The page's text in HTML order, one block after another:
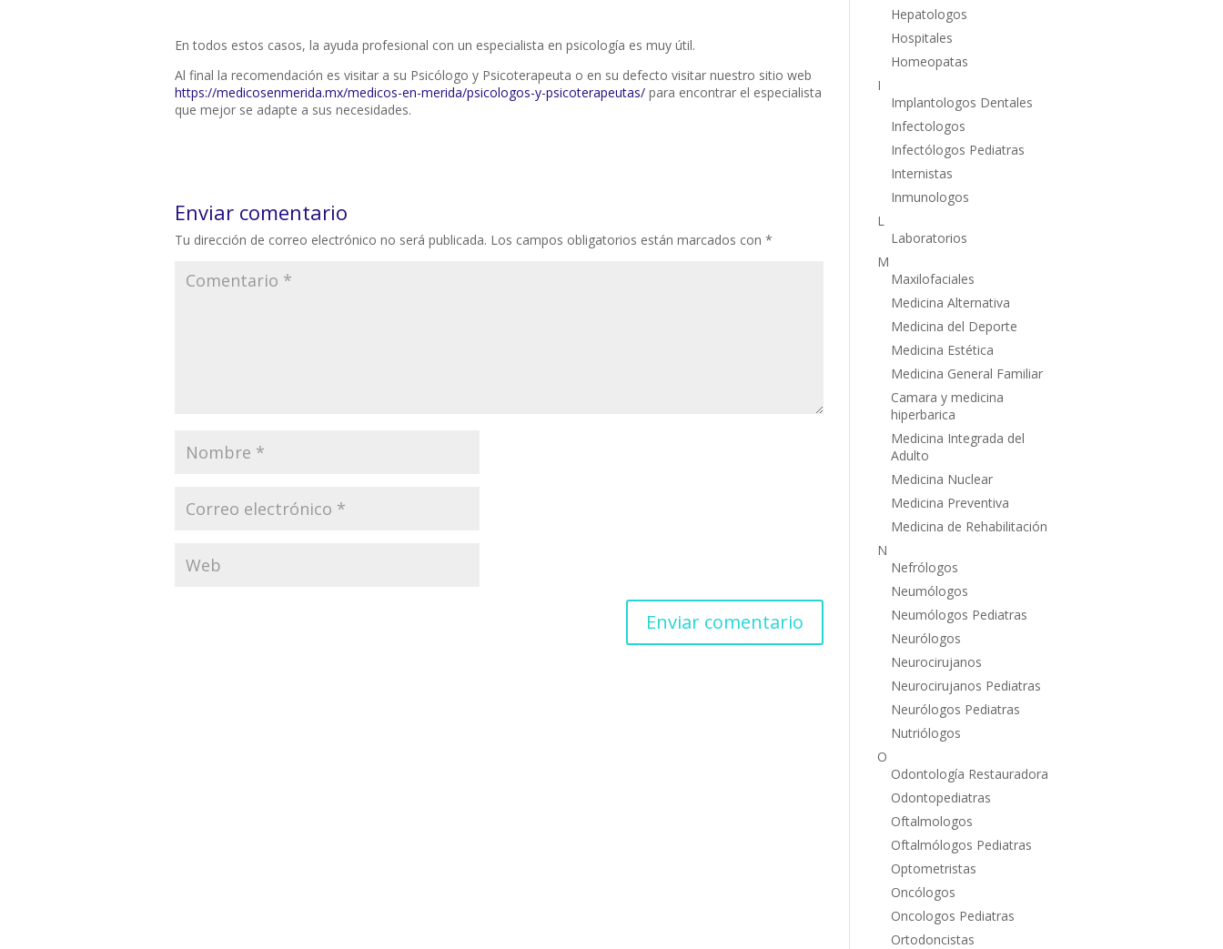
En todos estos casos, la ayuda profesional con un especialista en psicología es muy útil.
Al final la recomendación es visitar a su Psicólogo y Psicoterapeuta o en su defecto visitar nuestro sitio web
https://medicosenmerida.mx/medicos-en-merida/psicologos-y-psicoterapeutas/ para encontrar el especialista
que mejor se adapte a sus necesidades.
Enviar comentario
Tu dirección de correo electrónico no será publicada. Los campos obligatorios están marcados con *
Hepatologos
Hospitales
Homeopatas
I
Implantologos Dentales
Infectologos
Infectólogos Pediatras
Internistas
Inmunologos
L
Laboratorios
M
Maxilofaciales
Medicina Alternativa
Medicina del Deporte
Medicina Estética
Medicina General Familiar
Camara y medicina
hiperbarica
Medicina Integrada del
Adulto
Medicina Nuclear
Medicina Preventiva
Medicina de Rehabilitación
N
Nefrólogos
Neumólogos
Neumólogos Pediatras
Neurólogos
Neurocirujanos
Neurocirujanos Pediatras
Neurólogos Pediatras
Nutriólogos
O
Odontología Restauradora
Odontopediatras
Oftalmologos
Oftalmólogos Pediatras
Optometristas
Oncólogos
Oncologos Pediatras
Ortodoncistas